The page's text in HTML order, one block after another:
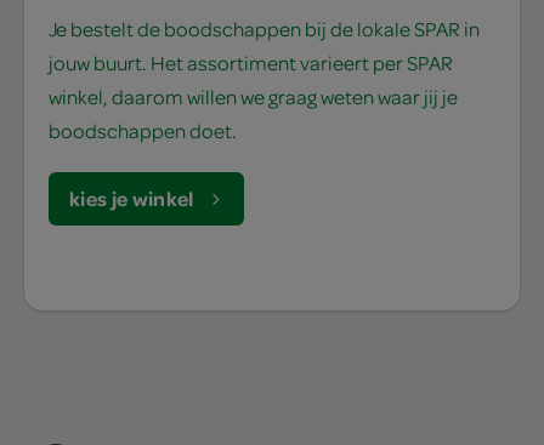
Je bestelt de boodschappen bij de lokale SPAR in
jouw buurt. Het assortiment varieert per SPAR
winkel, daarom willen we graag weten waar jij je
boodschappen doet.
kies je winkel